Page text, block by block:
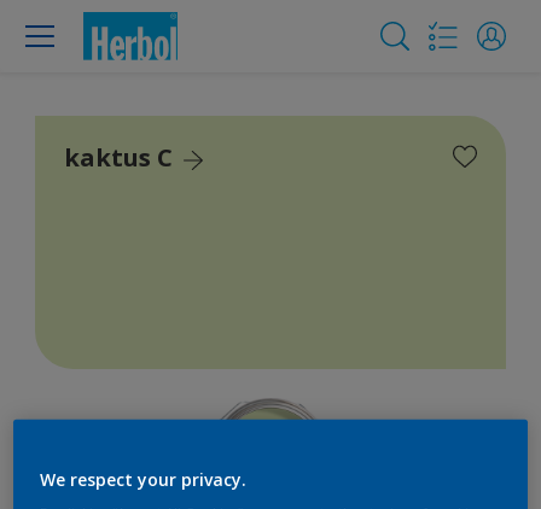
kaktus C
We respect your privacy.